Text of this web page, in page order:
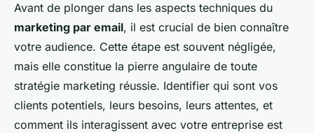
Avant de plonger dans les aspects techniques du
marketing par email, il est crucial de bien connaître
votre audience. Cette étape est souvent négligée,
mais elle constitue la pierre angulaire de toute
stratégie marketing réussie. Identifier qui sont vos
clients potentiels, leurs besoins, leurs attentes, et
comment ils interagissent avec votre entreprise est